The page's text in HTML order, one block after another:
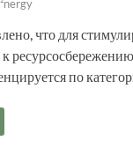
что для
по